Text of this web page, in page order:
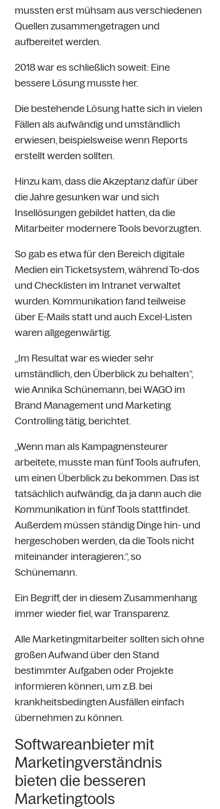
mussten erst mühsam aus verschiedenen
Quellen zusammengetragen und
aufbereitet werden.
2018 war es schließlich soweit: Eine
bessere Lösung musste her.
Die bestehende Lösung hatte sich in vielen
Fällen als aufwändig und umständlich
erwiesen, beispielsweise wenn Reports
erstellt werden sollten.
Hinzu kam, dass die Akzeptanz dafür über
die Jahre gesunken war und sich
Insellösungen gebildet hatten, da die
Mitarbeiter modernere Tools bevorzugten.
So gab es etwa für den Bereich digitale
Medien ein Ticketsystem, während To-dos
und Checklisten im Intranet verwaltet
wurden. Kommunikation fand teilweise
über E-Mails statt und auch Excel-Listen
waren allgegenwärtig.
„Im Resultat war es wieder sehr
umständlich, den Überblick zu behalten“,
wie Annika Schünemann, bei WAGO im
Brand Management und Marketing
Controlling tätig, berichtet.
„Wenn man als Kampagnensteurer
arbeitete, musste man fünf Tools aufrufen,
um einen Überblick zu bekommen. Das ist
tatsächlich aufwändig, da ja dann auch die
Kommunikation in fünf Tools stattfindet.
Außerdem müssen ständig Dinge hin- und
hergeschoben werden, da die Tools nicht
miteinander interagieren.“, so
Schünemann.
Ein Begriff, der in diesem Zusammenhang
immer wieder fiel, war Transparenz.
Alle Marketingmitarbeiter sollten sich ohne
großen Aufwand über den Stand
bestimmter Aufgaben oder Projekte
informieren können, um z.B. bei
krankheitsbedingten Ausfällen einfach
übernehmen zu können.
Softwareanbieter mit
Marketingverständnis
bieten die besseren
Marketingtools